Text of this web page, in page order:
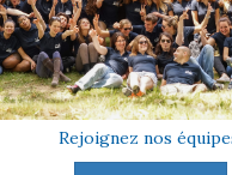
Rejoignez nos